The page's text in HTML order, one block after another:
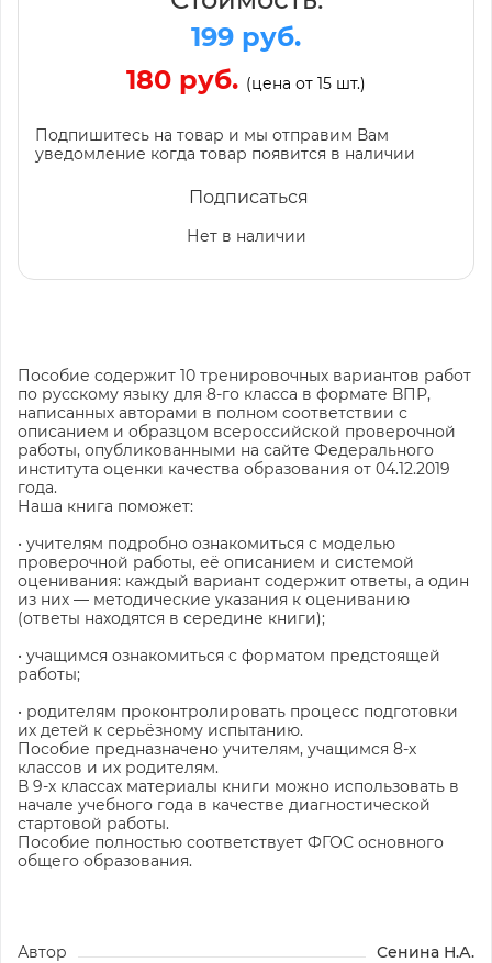
199 руб.
180 руб. (цена от 15 шт.)
Подпишитесь на товар и мы отправим Вам
уведомление когда товар появится в наличии
Подписаться
Нет в наличии
Пособие содержит 10 тренировочных вариантов работ
по русскому языку для 8-го класса в формате ВПР,
написанных авторами в полном соответствии с
описанием и образцом всероссийской проверочной
работы, опубликованными на сайте Федерального
института оценки качества образования от 04.12.2019
года.
Наша книга поможет:
• учителям подробно ознакомиться с моделью
проверочной работы, её описанием и системой
оценивания: каждый вариант содержит ответы, а один
из них — методические указания к оцениванию
(ответы находятся в середине книги);
• учащимся ознакомиться с форматом предстоящей
работы;
• родителям проконтролировать процесс подготовки
их детей к серьёзному испытанию.
Пособие предназначено учителям, учащимся 8-х
классов и их родителям.
В 9-х классах материалы книги можно использовать в
начале учебного года в качестве диагностической
стартовой работы.
Пособие полностью соответствует ФГОС основного
общего образования.
Автор Сенина Н.А.